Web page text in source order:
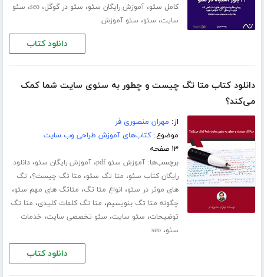
کامل سئو،آموزش رایگان سئو، سئو در گوگل،seo، سئو
سایت، سئو، سئو آموزش
دانلود کتاب
دانلود کتاب متا تگ چیست و چطور به سئوی سایت شما کمک
می‌کند؟
از: مهران منصوری فر
موضوع:کتاب‌های آموزش طراحی وب سایت
۱۳ صفحه
برچسب‌ها:آموزش سئو pdf ،آموزش رایگان سئو،دانلود
رایگان کتاب سئو، متا تگ سئو، متا تگ چیست؟، تگ
های موثر در سئو، انواع متا تگ، متاتگ های مهم سئو،
چگونه متا تگ بنویسیم، متا تگ کلمات کلیدی، متا تگ
توضیحات، سئو سایت، سئو تخصصی سایت، خدمات
سئو،seo
دانلود کتاب